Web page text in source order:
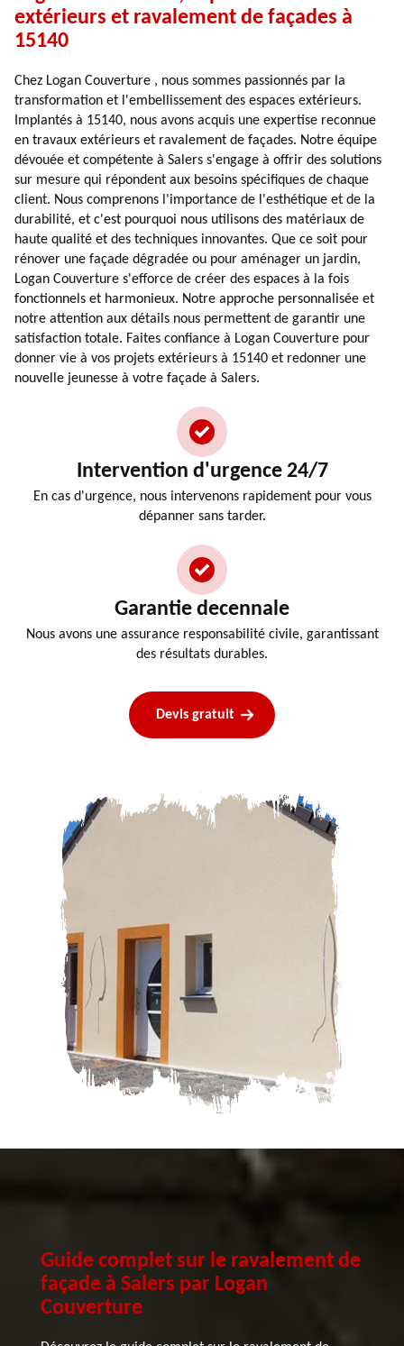
extérieurs et ravalement de façades à
15140
Chez Logan Couverture , nous sommes passionnés par la
transformation et l'embellissement des espaces extérieurs.
Implantés à 15140, nous avons acquis une expertise reconnue
en travaux extérieurs et ravalement de façades. Notre équipe
dévouée et compétente à Salers s'engage à offrir des solutions
sur mesure qui répondent aux besoins spécifiques de chaque
client. Nous comprenons l'importance de l'esthétique et de la
durabilité, et c'est pourquoi nous utilisons des matériaux de
haute qualité et des techniques innovantes. Que ce soit pour
rénover une façade dégradée ou pour aménager un jardin,
Logan Couverture s'efforce de créer des espaces à la fois
fonctionnels et harmonieux. Notre approche personnalisée et
notre attention aux détails nous permettent de garantir une
satisfaction totale. Faites confiance à Logan Couverture pour
donner vie à vos projets extérieurs à 15140 et redonner une
nouvelle jeunesse à votre façade à Salers.
Intervention d'urgence 24/7
En cas d'urgence, nous intervenons rapidement pour vous
dépanner sans tarder.
Garantie decennale
Nous avons une assurance responsabilité civile, garantissant
des résultats durables.
Devis gratuit
Guide complet sur le ravalement de
façade à Salers par Logan
Couverture